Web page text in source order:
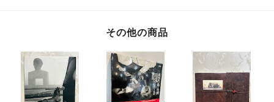
その他の商品